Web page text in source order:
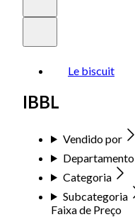
Le biscuit
IBBL
Vendido por
Departamento
Categoria
Subcategoria
Faixa de Preço